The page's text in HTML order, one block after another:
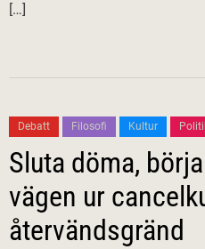
[…]
Debatt Filosofi Kultur
Sluta döma,
vägen ur
återvändsgränd